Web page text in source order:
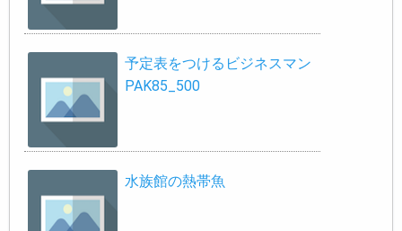
予定表をつけるビジネスマン
PAK85_500
水族館の熱帯魚